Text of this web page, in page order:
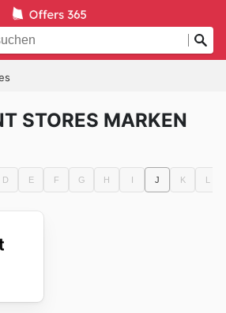
STORES MARKEN
D E F G H I J K L